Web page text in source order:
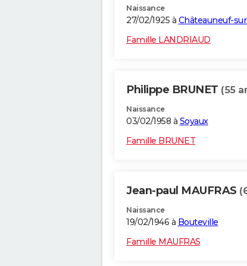
Naissance
27/02/1925 à Châteauneuf-
Famille LANDRIAUD
Philippe BRUNET (55
Naissance
03/02/1958 à Soyaux
Famille BRUNET
Jean-paul MAUFRAS
Naissance
19/02/1946 à Bouteville
Famille MAUFRAS